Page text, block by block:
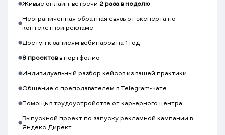
Живые онлайн-встречи 2 раза в неделю
Неограниченная обратная связь от эксперта по
контекстной рекламе
Доступ к записям вебинаров на 1 год
8 проектовв портфолио
Индивидуальный разбор кейсов из вашей практики
Общение с преподавателем в Telegram-чате
Помощь в трудоустройстве от карьерного центра
Выпускной проект по запуску рекламной кампании в
Яндекс Директ